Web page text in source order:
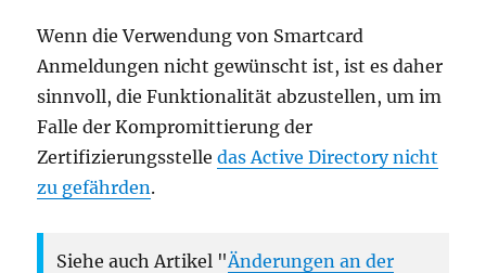
Wenn die Verwendung von Smartcard
Anmeldungen nicht gewünscht ist, ist es daher
sinnvoll, die Funktionalität abzustellen, um im
Falle der Kompromittierung der
Zertifizierungsstelledas Active Directory nicht
zu gefährden.
Siehe auch Artikel "Änderungen an der